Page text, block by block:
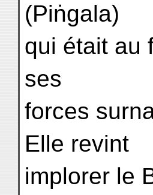
(Piṅgala)
qui était au
ses
forces
Elle revint
implorer le